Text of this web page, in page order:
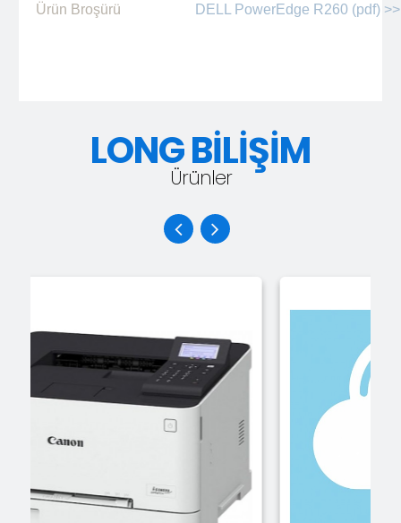
Ürün Broşürü
DELL PowerEdge R260 (pdf) >>
LONG BİLİŞİM
Ürünler